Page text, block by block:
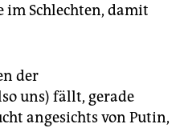
Schlechten, damit
der
uns) fällt, gerade
angesichts von Putin,